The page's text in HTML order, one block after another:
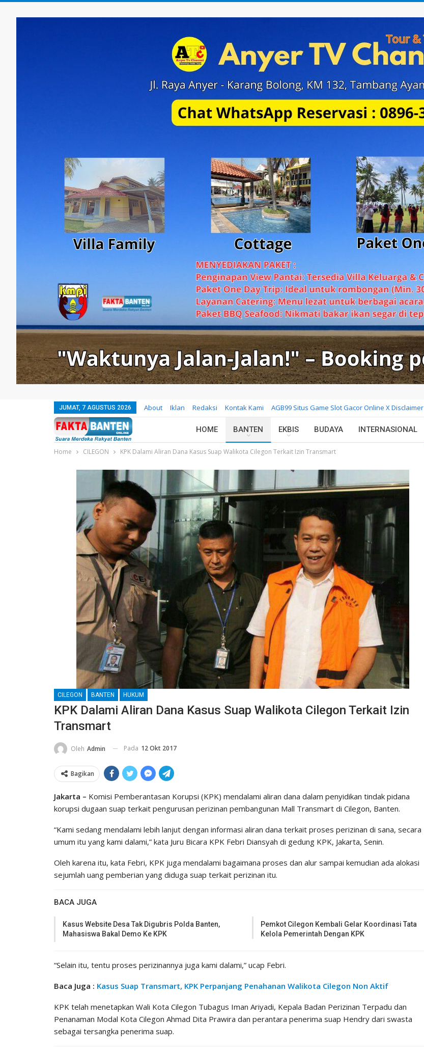
JUMAT, 7 AGUSTUS 2026 About Iklan Redaksi Kontak Kami AGB99 Situs Game Slot Gacor Online X Disclaimer
HOME BANTEN EKBIS BUDAYA INTERNASIONAL
Home CILEGON KPK Dalami Aliran Dana Kasus Suap Walikota Cilegon Terkait Izin Transmart
CILEGON BANTEN HUKUM
KPK Dalami Aliran Dana Kasus Suap Walikota Cilegon Terkait Izin
Transmart
Oleh Admin Pada 12 Okt 2017
Bagikan
Jakarta – Komisi Pemberantasan Korupsi (KPK) mendalami aliran dana dalam penyidikan tindak pidana
korupsi dugaan suap terkait pengurusan perizinan pembangunan Mall Transmart di Cilegon, Banten.
“Kami sedang mendalami lebih lanjut dengan informasi aliran dana terkait proses perizinan di sana, secara
umum itu yang kami dalami,” kata Juru Bicara KPK Febri Diansyah di gedung KPK, Jakarta, Senin.
Oleh karena itu, kata Febri, KPK juga mendalami bagaimana proses dan alur sampai kemudian ada alokasi
sejumlah uang pemberian yang diduga suap terkait perizinan itu.
BACA JUGA
Kasus Website Desa Tak Digubris Polda Banten,
Mahasiswa Bakal Demo Ke KPK
Pemkot Cilegon Kembali Gelar Koordinasi Tata
Kelola Pemerintah Dengan KPK
“Selain itu, tentu proses perizinannya juga kami dalami,” ucap Febri.
Baca Juga : Kasus Suap Transmart, KPK Perpanjang Penahanan Walikota Cilegon Non Aktif
KPK telah menetapkan Wali Kota Cilegon Tubagus Iman Ariyadi, Kepala Badan Perizinan Terpadu dan
Penanaman Modal Kota Cilegon Ahmad Dita Prawira dan perantara penerima suap Hendry dari swasta
sebagai tersangka penerima suap.